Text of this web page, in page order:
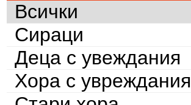
Всички
Сираци
Деца с увеждания
Хора с увреждания